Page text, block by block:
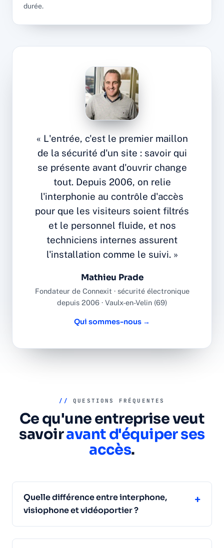
durée.
« L'entrée, c'est le premier maillon
de la sécurité d'un site : savoir qui
se présente avant d'ouvrir change
tout. Depuis 2006, on relie
l'interphonie au contrôle d'accès
pour que les visiteurs soient filtrés
et le personnel fluide, et nos
techniciens internes assurent
l'installation comme le suivi. »
Mathieu Prade
Fondateur de Connexit · sécurité électronique
depuis 2006 · Vaulx-en-Velin (69)
Qui sommes-nous →
// QUESTIONS FRÉQUENTES
Ce qu'une entreprise veut
savoiravant d'équiper ses
accès.
Quelle différence entre interphone,
visiophone et vidéoportier ?
+